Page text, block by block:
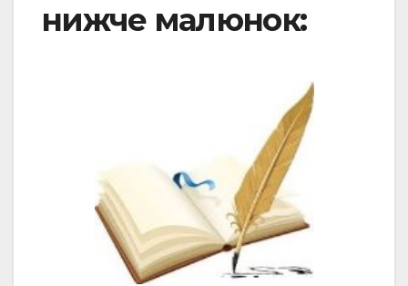
нижче малюнок: